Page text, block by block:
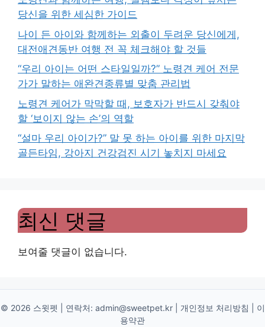
당신을 위한 세심한 가이드
나이 든 아이와 함께하는 외출이 두려운 당신에게,
대전애견동반 여행 전 꼭 체크해야 할 것들
“우리 아이는 어떤 스타일일까?” 노령견 케어 전문
가가 말하는 애완견종류별 맞춤 관리법
노령견 케어가 막막할 때, 보호자가 반드시 갖춰야
할 ‘보이지 않는 손’의 역할
“설마 우리 아이가?” 말 못 하는 아이를 위한 마지막
골든타임, 강아지 건강검진 시기 놓치지 마세요
최신 댓글
보여줄 댓글이 없습니다.
© 2026 스윗펫 | 연락처: admin@sweetpet.kr| 개인정보 처리방침
이
용약관